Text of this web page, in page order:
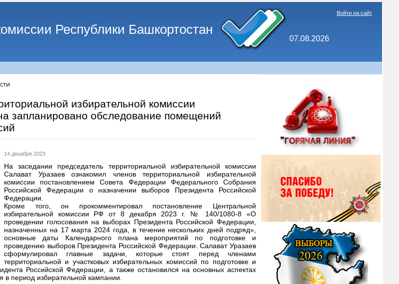
Республики Башкортостан
07.08.2026
Войти на сайт
избирательной комиссии
запланировано обследование помещений
14 декабря 2023
На заседании председатель территориальной избирательной комиссии
Салават Уразаев ознакомил членов территориальной избирательной
комиссии постановлением Совета Федерации Федерального Собрания
Российской Федерации о назначении выборов Президента Российской
Федерации.
Кроме того, он прокомментировал постановление Центральной
избирательной комиссии РФ от 8 декабря 2023 г. № 140/1080-8 «О
проведении голосования на выборах Президента Российской Федерации,
назначенных на 17 марта 2024 года, в течение нескольких дней подряд»,
основные даты Календарного плана мероприятий по подготовке и
проведению выборов Президента Российской Федерации. Салават Уразаев
сформулировал главные задачи, которые стоят перед членами
территориальной и участковых избирательных комиссий по подготовке и
Российской Федерации, а также остановился на основных аспектах
период избирательной кампании.